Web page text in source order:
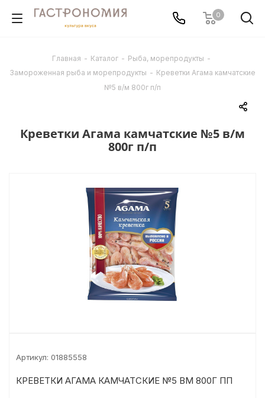
0
Главная - Каталог - Рыба, морепродукты -
Замороженная рыба и морепродукты - Креветки Агама камчатские
№5 в/м 800г п/п
Креветки Агама камчатские №5 в/м
800г п/п
Артикул: 01885558
КРЕВЕТКИ АГАМА КАМЧАТСКИЕ №5 ВМ 800Г ПП